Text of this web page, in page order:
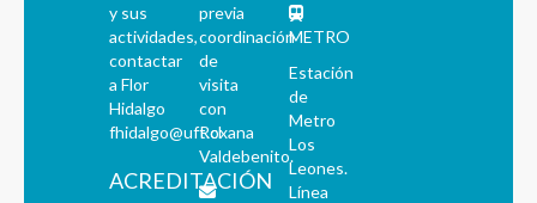
y sus
actividades,
contactar
a Flor
Hidalgo
fhidalgo@uft.cl
ACREDITACIÓN
previa
coordinación
de
visita
con
Roxana
Valdebenito.
METRO
Estación
de
Metro
Los
Leones.
Línea